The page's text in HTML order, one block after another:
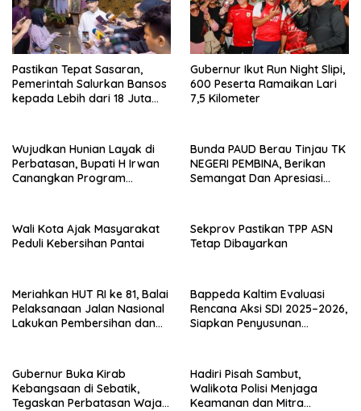
Pastikan Tepat Sasaran,
Pemerintah Salurkan Bansos
kepada Lebih dari 18 Juta
Gubernur Ikut Run Night Slipi,
600 Peserta Ramaikan Lari
7,5 Kilometer
Wujudkan Hunian Layak di
Perbatasan, Bupati H Irwan
Canangkan Program
Bunda PAUD Berau Tinjau TK
NEGERI PEMBINA, Berikan
Semangat Dan Apresiasi
Wali Kota Ajak Masyarakat
Peduli Kebersihan Pantai
Sekprov Pastikan TPP ASN
Tetap Dibayarkan
Meriahkan HUT RI ke 81, Balai
Pelaksanaan Jalan Nasional
Lakukan Pembersihan dan
Bappeda Kaltim Evaluasi
Rencana Aksi SDI 2025–2026,
Siapkan Penyusunan
Gubernur Buka Kirab
Kebangsaan di Sebatik,
Tegaskan Perbatasan Wajah
Hadiri Pisah Sambut,
Walikota Polisi Menjaga
Keamanan dan Mitra